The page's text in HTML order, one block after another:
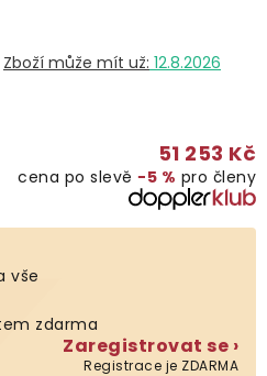
12.8.2026
51 253 Kč
cena po slevě −5 % pro členy
vše
zdarma
Zaregistrovat se ›
Registrace je ZDARMA